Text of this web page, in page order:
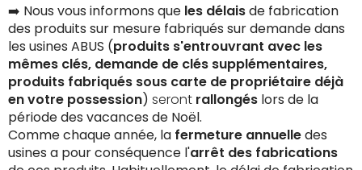
➡️ Nous vous informons que les délaisde fabrication
des produits sur mesure fabriqués sur demandedans
les usines ABUS (produits s'entrouvrant avec les
mêmes clés, demande de clés supplémentaires,
produits fabriqués sous carte de propriétaire déjà
en votre possession) seront rallongés lors de la
période des vacances de Noël.
Comme chaque année, la fermeture annuelledes
usines a pour conséquence l'arrêt des fabrications